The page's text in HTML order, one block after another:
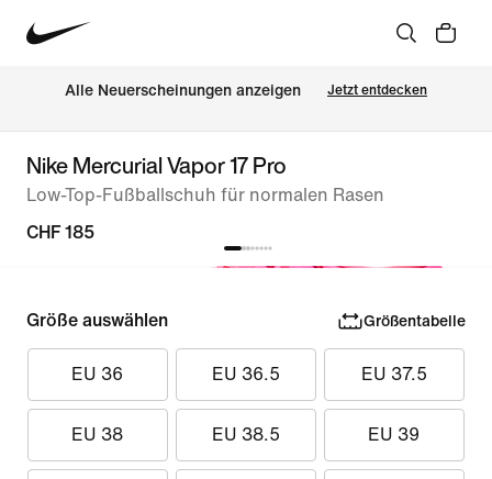
Alle Neuerscheinungen anzeigen Jetzt entdecken
Nike Mercurial Vapor 17 Pro
Low-Top-Fußballschuh für normalen Rasen
CHF 185
Größe auswählen Größentabelle
EU 36 EU 36.5 EU 37.5
EU 38 EU 38.5 EU 39